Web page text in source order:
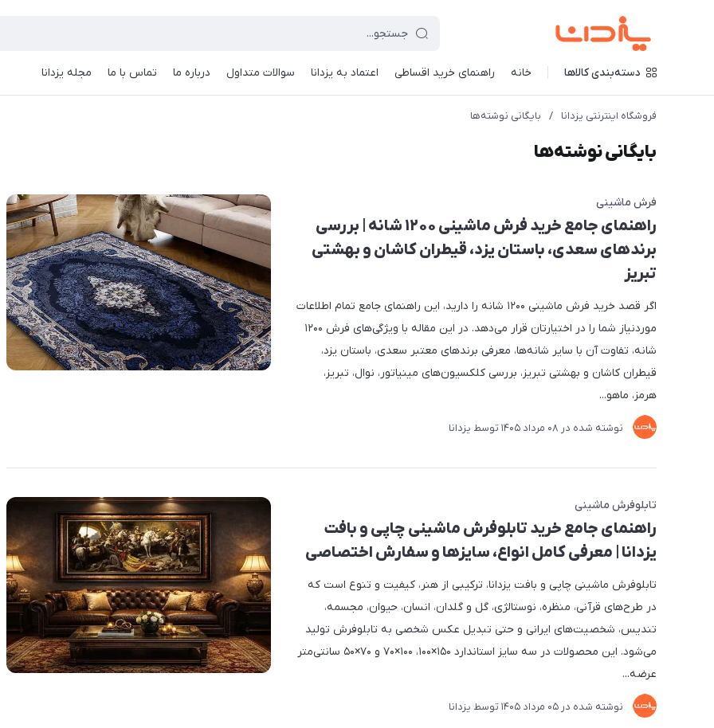
دسته‌بندی کالاها خانه راهنمای خرید اقساطی اعتماد به یزدانا سوالات متداول درباره ما تماس با ما مجله یزدانا
فروشگاه اینترنتی یزدانا / بایگانی نوشته‌ها
بایگانی نوشته‌ها
فرش ماشینی
راهنمای جامع خرید فرش ماشینی 1200 شانه | بررسی
برندهای سعدی، باستان یزد، قیطران کاشان و بهشتی
تبریز
اگر قصد خرید فرش ماشینی 1200 شانه را دارید، این راهنمای جامع تمام اطلاعات
موردنیاز شما را در اختیارتان قرار می‌دهد. در این مقاله با ویژگی‌های فرش 1200
شانه، تفاوت آن با سایر شانه‌ها، معرفی برندهای معتبر سعدی، باستان یزد،
قیطران کاشان و بهشتی تبریز، بررسی کلکسیون‌های مینیاتور، نوال، تبریز،
هرمز، ماهو...
نوشته شده در 08 مرداد 1405 توسط یزدانا
تابلوفرش ماشینی
راهنمای جامع خرید تابلوفرش ماشینی چاپی و بافت
یزدانا | معرفی کامل انواع، سایزها و سفارش اختصاصی
تابلوفرش ماشینی چاپی و بافت یزدانا، ترکیبی از هنر، کیفیت و تنوع است که
در طرح‌های قرآنی، منظره، نوستالژی، گل و گلدان، انسان، حیوان، مجسمه،
تندیس، شخصیت‌های ایرانی و حتی تبدیل عکس شخصی به تابلوفرش تولید
می‌شود. این محصولات در سه سایز استاندارد 150×100، 100×70 و 70×50 سانتی‌متر
عرضه...
نوشته شده در 05 مرداد 1405 توسط یزدانا